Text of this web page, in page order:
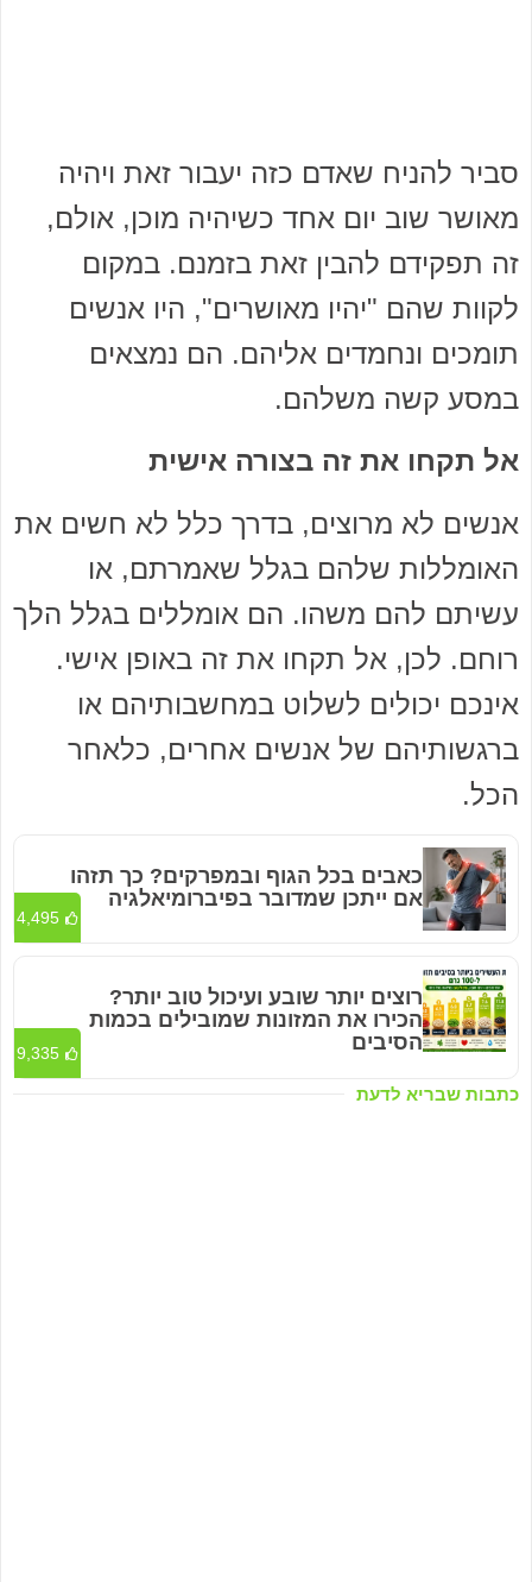
סביר להניח שאדם כזה יעבור זאת ויהיה
מאושר שוב יום אחד כשיהיה מוכן, אולם,
זה תפקידם להבין זאת בזמנם. במקום
לקוות שהם "יהיו מאושרים", היו אנשים
תומכים ונחמדים אליהם. הם נמצאים
במסע קשה משלהם.
אל תקחו את זה בצורה אישית
אנשים לא מרוצים, בדרך כלל לא חשים את
האומללות שלהם בגלל שאמרתם, או
עשיתם להם משהו. הם אומללים בגלל הלך
רוחם. לכן, אל תקחו את זה באופן אישי.
אינכם יכולים לשלוט במחשבותיהם או
ברגשותיהם של אנשים אחרים, כלאחר
הכל.
כתבות שבריא לדעת
כאבים בכל הגוף ובמפרקים? כך תזהו
אם ייתכן שמדובר בפיברומיאלגיה
4,495
רוצים יותר שובע ועיכול טוב יותר?
הכירו את המזונות שמובילים בכמות
הסיבים
9,335